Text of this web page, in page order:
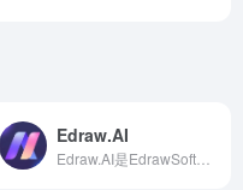
Edraw.AI